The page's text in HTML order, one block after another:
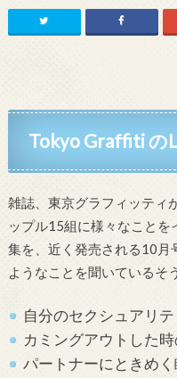
Tokyo Graffiti の
雑誌、東京グラフィッティ
ップル15組に様々なこと
集を、近く発売される10月
ようなことを聞いているそ
自分のセクシュアリ
カミングアウトした
パートナーにときめく